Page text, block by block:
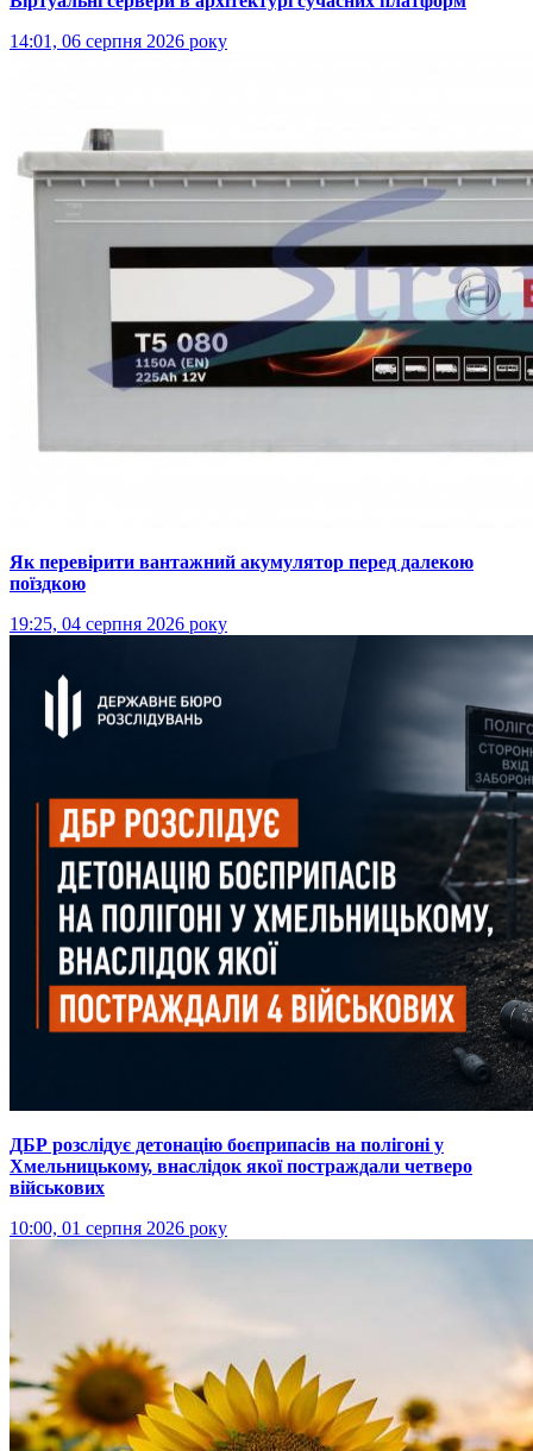
14:01, 06 серпня 2026 року
Як перевірити вантажний акумулятор перед далекою
поїздкою
19:25, 04 серпня 2026 року
ДБР розслідує детонацію боєприпасів на полігоні у
Хмельницькому, внаслідок якої постраждали четверо
військових
10:00, 01 серпня 2026 року